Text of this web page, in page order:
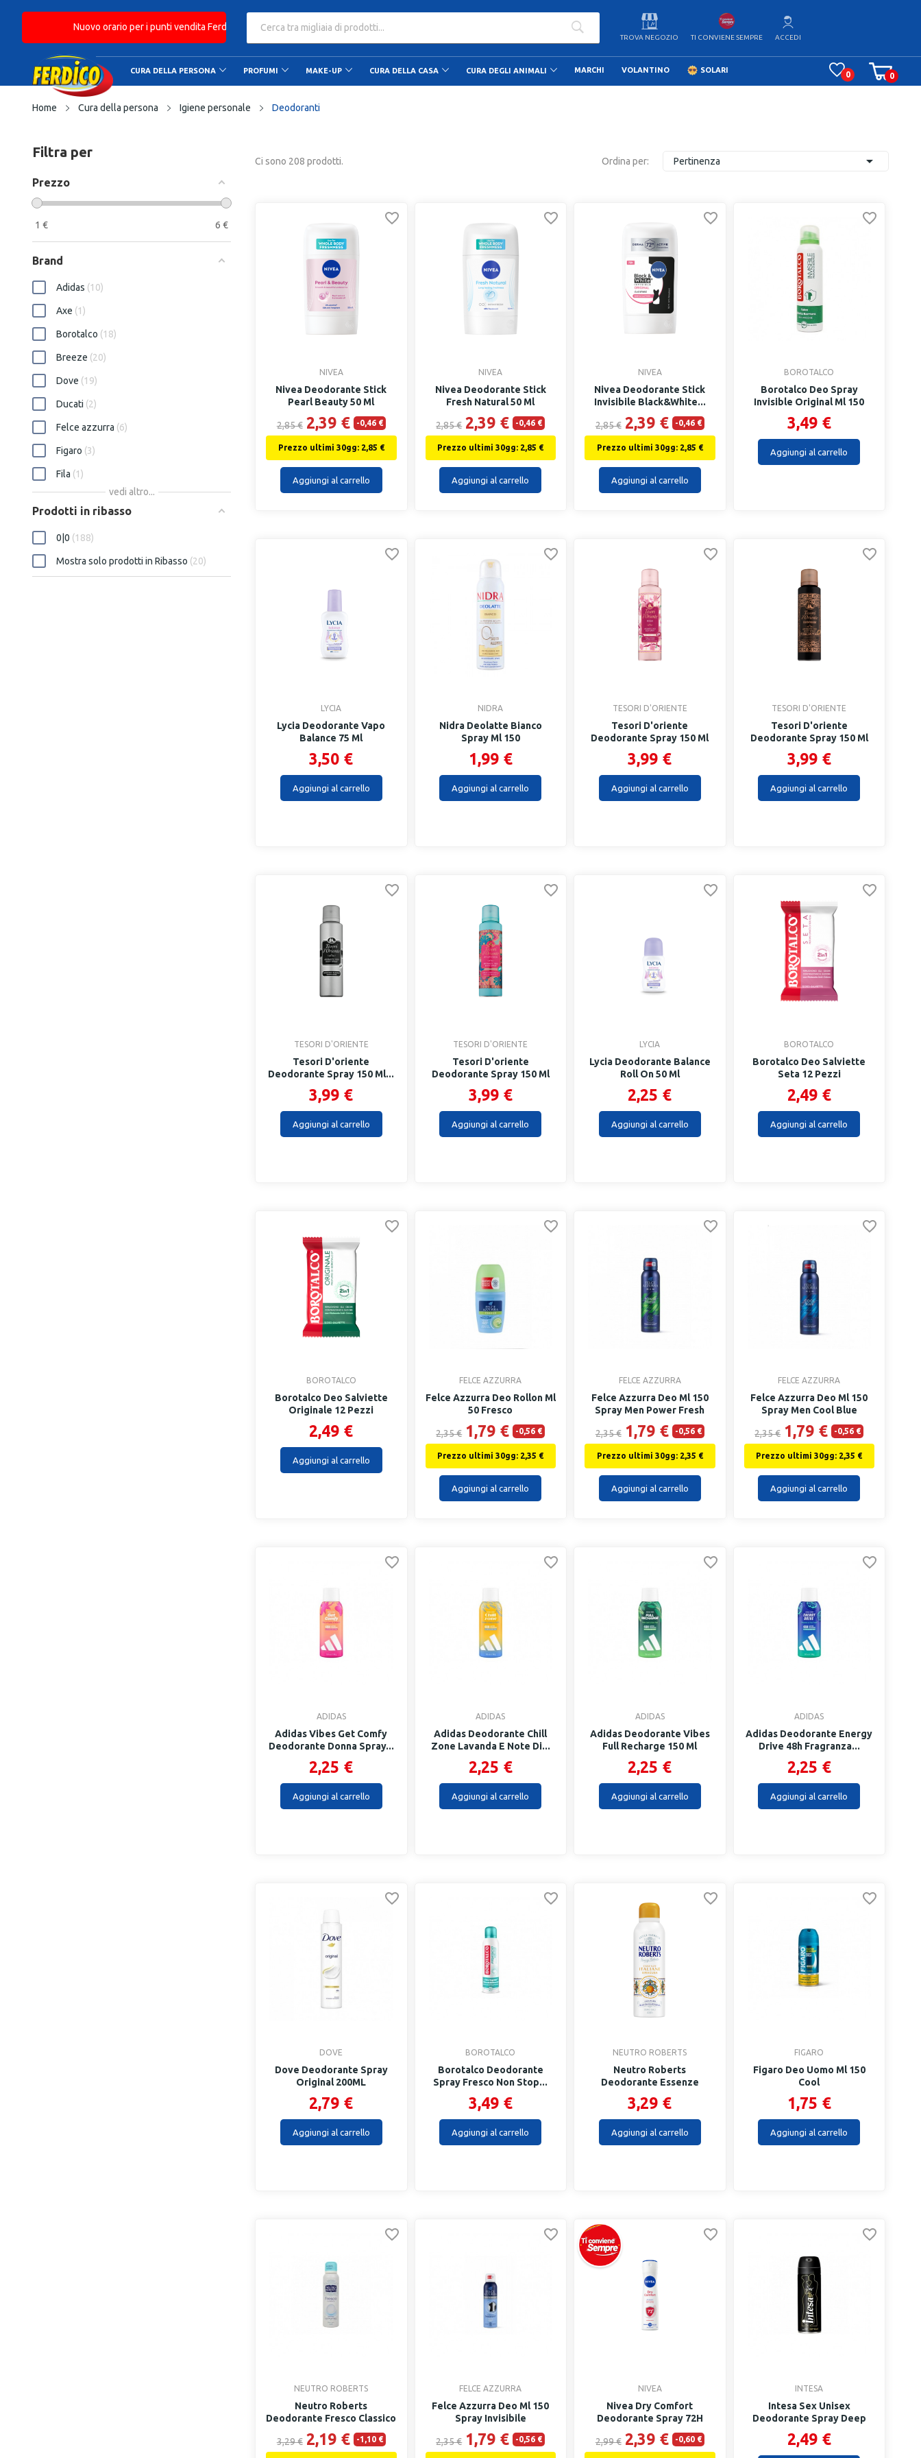
Nuovo orario per i punti vendita Ferdico: Orario continuato dalle 9.00 alle 20.00
TROVA NEGOZIO TI CONVIENE SEMPRE ACCEDI
CURA DELLA PERSONA PROFUMI MAKE-UP CURA DELLA CASA CURA DEGLI ANIMALI MARCHI VOLANTINO SOLARI
0
0
Home Cura della persona Igiene personale Deodoranti
Filtra per
Prezzo
1 € 6 €
Brand
Adidas 10
Axe 1
Borotalco 18
Breeze 20
Dove 19
Ducati 2
Felce azzurra 6
Figaro 3
Fila 1
Inter 1
Intesa 4
vedi altro...
Prodotti in ribasso
0|0 188
Mostra solo prodotti in Ribasso 20
Ci sono 208 prodotti. Ordina per: Pertinenza 
NIVEA
Nivea Deodorante Stick
Pearl Beauty 50 Ml
2,85 € 2,39 € -0,46 €
Prezzo ultimi 30gg: 2,85 €
Aggiungi al carrello
NIVEA
Nivea Deodorante Stick
Fresh Natural 50 Ml
2,85 € 2,39 € -0,46 €
Prezzo ultimi 30gg: 2,85 €
Aggiungi al carrello
NIVEA
Nivea Deodorante Stick
Invisibile Black&white...
2,85 € 2,39 € -0,46 €
Prezzo ultimi 30gg: 2,85 €
Aggiungi al carrello
BOROTALCO
Borotalco Deo Spray
Invisible Original Ml 150
3,49 €
Aggiungi al carrello
LYCIA
Lycia Deodorante Vapo
Balance 75 Ml
3,50 €
Aggiungi al carrello
NIDRA
Nidra Deolatte Bianco
Spray Ml 150
1,99 €
Aggiungi al carrello
TESORI D'ORIENTE
Tesori D'oriente
Deodorante Spray 150 Ml
3,99 €
Aggiungi al carrello
TESORI D'ORIENTE
Tesori D'oriente
Deodorante Spray 150 Ml
3,99 €
Aggiungi al carrello
TESORI D'ORIENTE
Tesori D'oriente
Deodorante Spray 150 Ml...
3,99 €
Aggiungi al carrello
TESORI D'ORIENTE
Tesori D'oriente
Deodorante Spray 150 Ml
3,99 €
Aggiungi al carrello
LYCIA
Lycia Deodorante Balance
Roll On 50 Ml
2,25 €
Aggiungi al carrello
BOROTALCO
Borotalco Deo Salviette
Seta 12 Pezzi
2,49 €
Aggiungi al carrello
BOROTALCO
Borotalco Deo Salviette
Originale 12 Pezzi
2,49 €
Aggiungi al carrello
FELCE AZZURRA
Felce Azzurra Deo Rollon Ml
50 Fresco
2,35 € 1,79 € -0,56 €
Prezzo ultimi 30gg: 2,35 €
Aggiungi al carrello
FELCE AZZURRA
Felce Azzurra Deo Ml 150
Spray Men Power Fresh
2,35 € 1,79 € -0,56 €
Prezzo ultimi 30gg: 2,35 €
Aggiungi al carrello
FELCE AZZURRA
Felce Azzurra Deo Ml 150
Spray Men Cool Blue
2,35 € 1,79 € -0,56 €
Prezzo ultimi 30gg: 2,35 €
Aggiungi al carrello
ADIDAS
Adidas Vibes Get Comfy
Deodorante Donna Spray...
2,25 €
Aggiungi al carrello
ADIDAS
Adidas Deodorante Chill
Zone Lavanda E Note Di...
2,25 €
Aggiungi al carrello
ADIDAS
Adidas Deodorante Vibes
Full Recharge 150 Ml
2,25 €
Aggiungi al carrello
ADIDAS
Adidas Deodorante Energy
Drive 48h Fragranza...
2,25 €
Aggiungi al carrello
DOVE
Dove Deodorante Spray
Original 200ML
2,79 €
Aggiungi al carrello
BOROTALCO
Borotalco Deodorante
Spray Fresco Non Stop...
3,49 €
Aggiungi al carrello
NEUTRO ROBERTS
Neutro Roberts
Deodorante Essenze
3,29 €
Aggiungi al carrello
FIGARO
Figaro Deo Uomo Ml 150
Cool
1,75 €
Aggiungi al carrello
NEUTRO ROBERTS
Neutro Roberts
Deodorante Fresco Classico
3,29 € 2,19 € -1,10 €
FELCE AZZURRA
Felce Azzurra Deo Ml 150
Spray Invisibile
2,35 € 1,79 € -0,56 €
NIVEA
Nivea Dry Comfort
Deodorante Spray 72H
2,99 € 2,39 € -0,60 €
INTESA
Intesa Sex Unisex
Deodorante Spray Deep
2,49 €